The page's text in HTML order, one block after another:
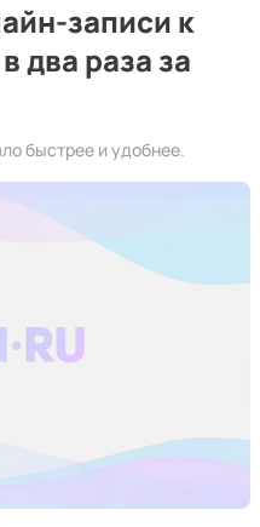
записи к
два раза за
быстрее и удобнее.